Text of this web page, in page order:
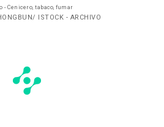
- Cenicero, tabaco, fumar
ISTOCK - ARCHIVO